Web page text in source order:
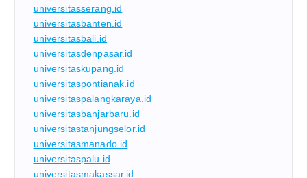
universitasserang.id
universitasbanten.id
universitasbali.id
universitasdenpasar.id
universitaskupang.id
universitaspontianak.id
universitaspalangkaraya.id
universitasbanjarbaru.id
universitastanjungselor.id
universitasmanado.id
universitaspalu.id
universitasmakassar.id